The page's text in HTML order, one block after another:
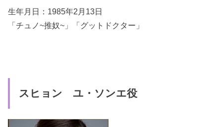
生年月日：1985年2月13日
「チュノ~推奴~」「グットドクター」
スヒョン ユ・ソンエ役